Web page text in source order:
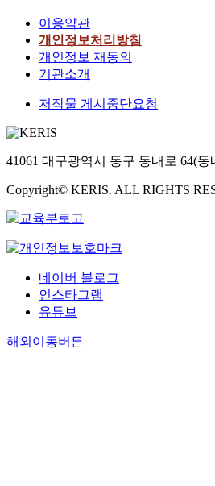
이용약관
개인정보처리방침
개인정보 재동의
기관소개
저작물 게시중단요청
41061 대구광역시 동구 동내로 64(동
Copyright© KERIS. ALL RIGHTS
네이버 블로그
인스타그램
유튜브
해외이동버튼